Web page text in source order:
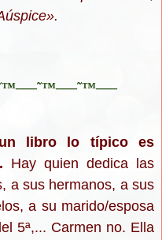
».
libro lo típico es
Hay quien dedica las
a sus hermanos, a sus
a su marido/esposa
5ª,... Carmen no. Ella